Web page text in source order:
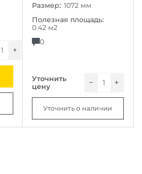
+
Размер: 1072 мм
Полезная площадь:
0.42 м2
0
Уточнить
цену
+
−
Уточнить о наличии